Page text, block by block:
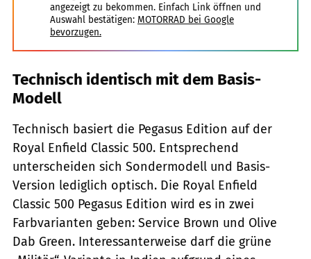
angezeigt zu bekommen. Einfach Link öffnen und
Auswahl bestätigen: MOTORRAD bei Google
bevorzugen.
Technisch identisch mit dem Basis-
Modell
Technisch basiert die Pegasus Edition auf der
Royal Enfield Classic 500. Entsprechend
unterscheiden sich Sondermodell und Basis-
Version lediglich optisch. Die Royal Enfield
Classic 500 Pegasus Edition wird es in zwei
Farbvarianten geben: Service Brown und Olive
Dab Green. Interessanterweise darf die grüne